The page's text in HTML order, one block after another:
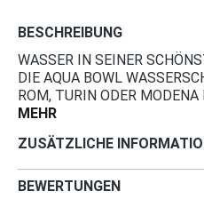
BESCHREIBUNG
WASSER IN SEINER
DIE AQUA BOWL
ROM, TURIN ODER
MEHR
ZUSÄTZLICHE
BEWERTUNGEN